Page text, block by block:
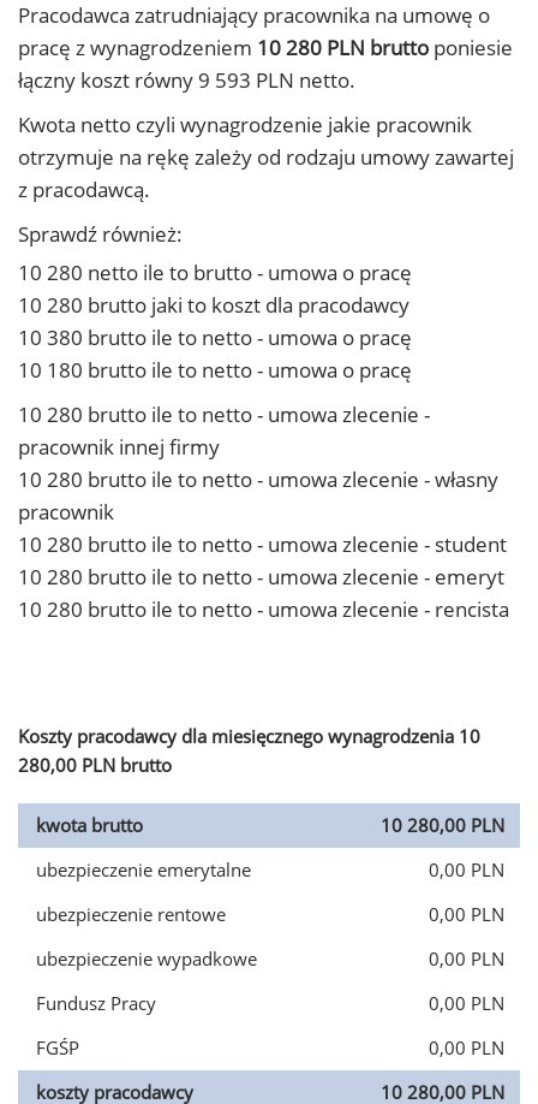
Pracodawca zatrudniający pracownika na umowę o
pracę z wynagrodzeniem 10 280 PLN brutto poniesie
łączny koszt równy 9 593 PLN netto.
Kwota netto czyli wynagrodzenie jakie pracownik
otrzymuje na rękę zależy od rodzaju umowy zawartej
z pracodawcą.
Sprawdź również:
10 280 netto ile to brutto - umowa o pracę
10 280 brutto jaki to koszt dla pracodawcy
10 380 brutto ile to netto - umowa o pracę
10 180 brutto ile to netto - umowa o pracę
10 280 brutto ile to netto - umowa zlecenie -
pracownik innej firmy
10 280 brutto ile to netto - umowa zlecenie - własny
pracownik
10 280 brutto ile to netto - umowa zlecenie - student
10 280 brutto ile to netto - umowa zlecenie - emeryt
10 280 brutto ile to netto - umowa zlecenie - rencista
Koszty pracodawcy dla miesięcznego wynagrodzenia 10
280,00 PLN brutto
kwota brutto
10 280,00 PLN
ubezpieczenie emerytalne
0,00 PLN
ubezpieczenie rentowe
0,00 PLN
ubezpieczenie wypadkowe
0,00 PLN
Fundusz Pracy
0,00 PLN
FGŚP
0,00 PLN
koszty pracodawcy
10 280,00 PLN